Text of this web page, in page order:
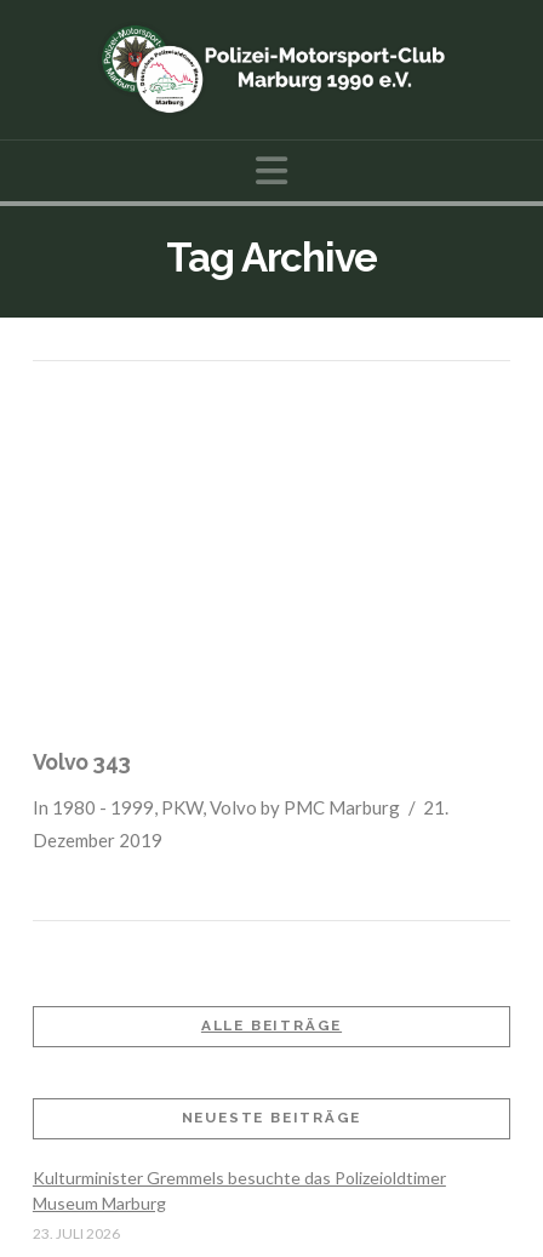
Navigation
Tag Archive
VIEW POST
Volvo 343
In 1980 - 1999, PKW,Volvo by PMC Marburg
21.
Dezember 2019
ALLE BEITRÄGE
NEUESTE BEITRÄGE
Kulturminister Gremmels besuchte das Polizeioldtimer
Museum Marburg
23. JULI 2026